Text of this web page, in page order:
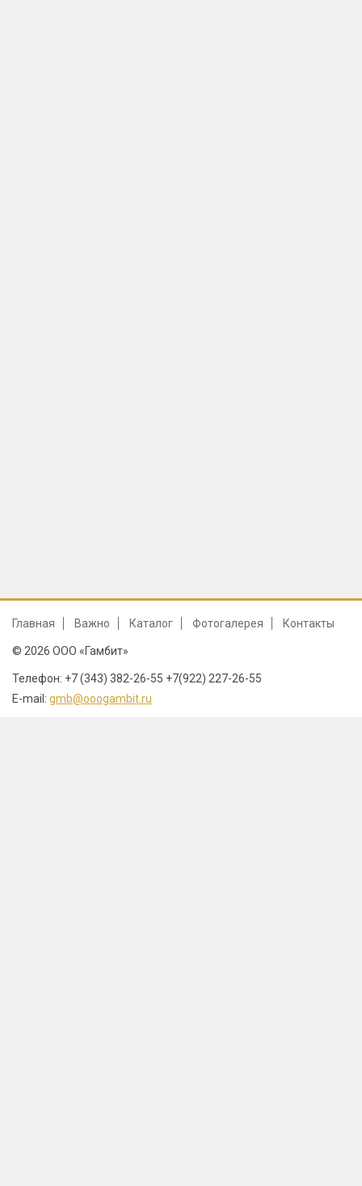
Главная Важно Каталог Фотогалерея Контакты
© 2026 ООО «Гамбит»
Телефон: +7 (343) 382-26-55 +7(922) 227-26-55
E-mail: gmb@ooogambit.ru